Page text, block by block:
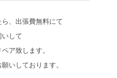
、出張費無料にて
して
ア致します。
いしております。